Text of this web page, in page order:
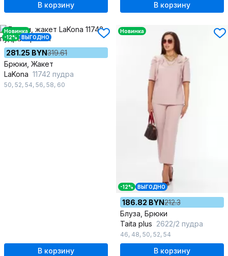
В корзину В корзину
Новинка
-12%
ВЫГОДНО
281.25 BYN319.61
Брюки, Жакет
LaKona 11742 пудра
50, 52, 54, 56, 58, 60
В корзину
Новинка
-12% ВЫГОДНО
186.82 BYN212.3
Блуза, Брюки
Taita plus 2622/2 пудра
46, 48, 50, 52, 54
В корзину